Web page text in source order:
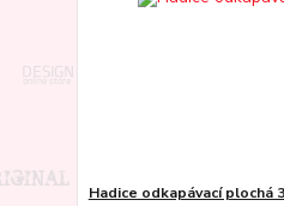
Hadice odkapávací plochá